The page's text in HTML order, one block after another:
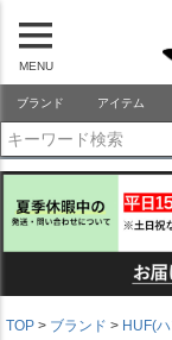
MENU
ブランド アイテム
TOP ブランド
HUF(